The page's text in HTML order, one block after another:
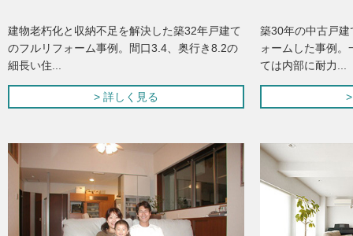
建物老朽化と収納不足を解決した築32年戸建て
のフルリフォーム事例。間口3.4、奥行き8.2の
細長い住...
> 詳しく見る
築30年の中古戸
ォームした事例
ては内部に耐力...